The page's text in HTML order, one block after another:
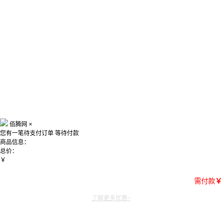
佰腾网 ×
您有一笔待支付订单 等待付款
商品信息：
总价：
￥
需付款￥
了解更多优惠~